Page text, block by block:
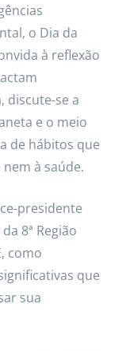
o Dia da
à reflexão
discute-se a
e o meio
de hábitos que
à saúde.
presidente
8ª Região
como
que
sua